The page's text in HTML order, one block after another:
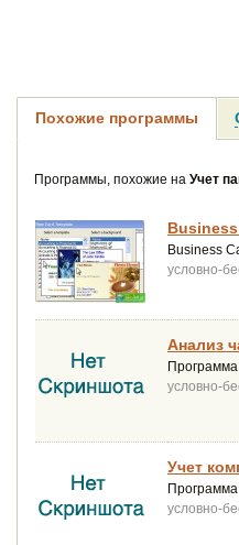
Похожие программы
Программы, похожие на Учет
Business
условно-
Анализ
условно-
Учет
Программа
условно-